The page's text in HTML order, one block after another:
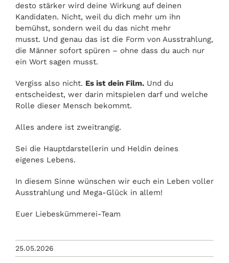
desto stärker wird deine Wirkung auf deinen
Kandidaten. Nicht, weil du dich mehr um ihn
bemühst, sondern weil du das nicht mehr
musst. Und genau das ist die Form von Ausstrahlung,
die Männer sofort spüren – ohne dass du auch nur
ein Wort sagen musst.
Vergiss also nicht. Es ist dein Film. Und du
entscheidest, wer darin mitspielen darf und welche
Rolle dieser Mensch bekommt.
Alles andere ist zweitrangig.
Sei die Hauptdarstellerin und Heldin deines
eigenes Lebens.
In diesem Sinne wünschen wir euch ein Leben voller
Ausstrahlung und Mega-Glück in allem!
Euer Liebeskümmerei-Team
25.05.2026